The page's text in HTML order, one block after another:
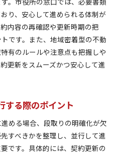
り、安心して進められる体制が
内容の再確認や更新時期の把
です。また、地域密着型の不動
有のルールや注意点も把握しや
更新をスムーズかつ安心して進
する際のポイント
める場合、段取りの明確化が欠
すべきかを整理し、並行して進
です。具体的には、契約更新の